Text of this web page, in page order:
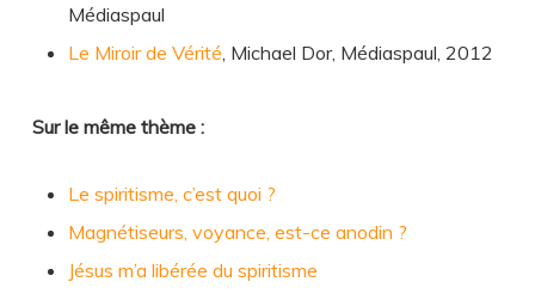
Médiaspaul
Le Miroir de Vérité , Michael Dor, Médiaspaul, 2012
Sur le même thème :
Le spiritisme, c’est quoi ?
Magnétiseurs, voyance, est-ce anodin ?
Jésus m’a libérée du spiritisme